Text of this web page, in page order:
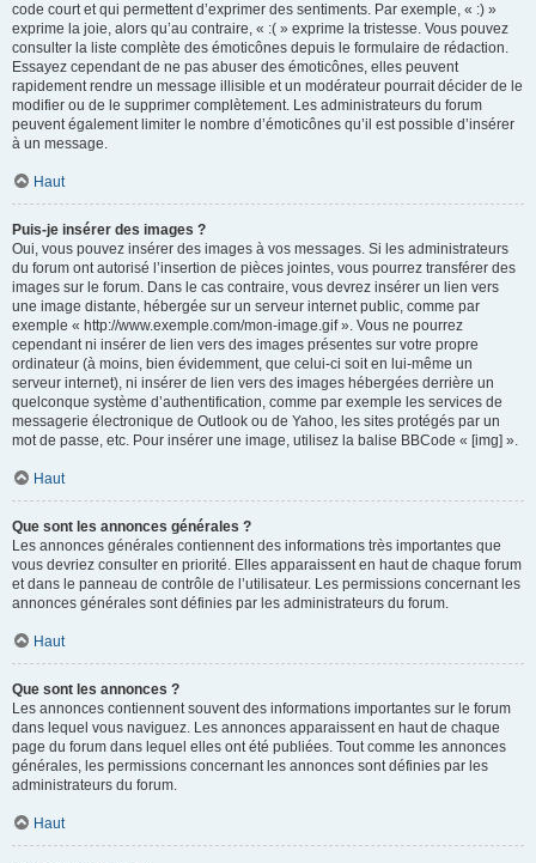
code court et qui permettent d’exprimer des sentiments. Par exemple, « :) »
exprime la joie, alors qu’au contraire, « :( » exprime la tristesse. Vous pouvez
consulter la liste complète des émoticônes depuis le formulaire de rédaction.
Essayez cependant de ne pas abuser des émoticônes, elles peuvent
rapidement rendre un message illisible et un modérateur pourrait décider de le
modifier ou de le supprimer complètement. Les administrateurs du forum
peuvent également limiter le nombre d’émoticônes qu’il est possible d’insérer
à un message.
Haut
Puis-je insérer des images ?
Oui, vous pouvez insérer des images à vos messages. Si les administrateurs
du forum ont autorisé l’insertion de pièces jointes, vous pourrez transférer des
images sur le forum. Dans le cas contraire, vous devrez insérer un lien vers
une image distante, hébergée sur un serveur internet public, comme par
exemple « http://www.exemple.com/mon-image.gif ». Vous ne pourrez
cependant ni insérer de lien vers des images présentes sur votre propre
ordinateur (à moins, bien évidemment, que celui-ci soit en lui-même un
serveur internet), ni insérer de lien vers des images hébergées derrière un
quelconque système d’authentification, comme par exemple les services de
messagerie électronique de Outlook ou de Yahoo, les sites protégés par un
mot de passe, etc. Pour insérer une image, utilisez la balise BBCode « [img] ».
Haut
Que sont les annonces générales ?
Les annonces générales contiennent des informations très importantes que
vous devriez consulter en priorité. Elles apparaissent en haut de chaque forum
et dans le panneau de contrôle de l’utilisateur. Les permissions concernant les
annonces générales sont définies par les administrateurs du forum.
Haut
Que sont les annonces ?
Les annonces contiennent souvent des informations importantes sur le forum
dans lequel vous naviguez. Les annonces apparaissent en haut de chaque
page du forum dans lequel elles ont été publiées. Tout comme les annonces
générales, les permissions concernant les annonces sont définies par les
administrateurs du forum.
Haut